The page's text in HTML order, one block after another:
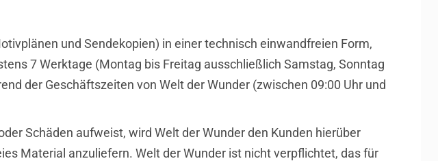
und Sendekopien) in einer technisch einwandfreien Form,
7 Werktage (Montag bis Freitag ausschließlich Samstag, Sonntag
der Geschäftszeiten von Welt der Wunder (zwischen 09:00 Uhr und
Schäden aufweist, wird Welt der Wunder den Kunden hierüber
Material anzuliefern. Welt der Wunder ist nicht verpflichtet, das für